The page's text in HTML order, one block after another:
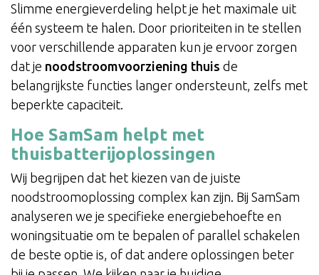
Slimme energieverdeling helpt je het maximale uit
één systeem te halen. Door prioriteiten in te stellen
voor verschillende apparaten kun je ervoor zorgen
dat je noodstroomvoorziening thuis de
belangrijkste functies langer ondersteunt, zelfs met
beperkte capaciteit.
Hoe SamSam helpt met
thuisbatterijoplossingen
Wij begrijpen dat het kiezen van de juiste
noodstroomoplossing complex kan zijn. Bij SamSam
analyseren we je specifieke energiebehoefte en
woningsituatie om te bepalen of parallel schakelen
de beste optie is, of dat andere oplossingen beter